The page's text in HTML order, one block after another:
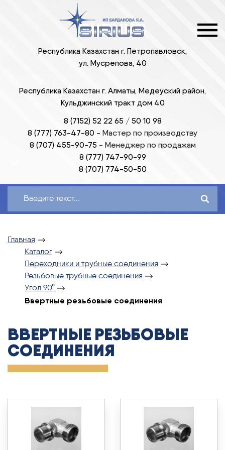
Республика Казахстан г. Петропавловск,
ул. Мусрепова, 40
Республика Казахстан г. Алматы, Медеуский район,
Кульджинский тракт дом 40
8 (7152) 52 22 65 / 50 10 98
8 (777) 763-47-80 - Мастер по производству
8 (707) 455-90-75 - Менеджер по продажам
8 (777) 747-90-99
8 (707) 774-50-50
Главная
Каталог
Переходники и трубные соединения
Резьбовые трубные соединения
Угол 90°
Ввертные резьбовые соединения
ВВЕРТНЫЕ РЕЗЬБОВЫЕ
СОЕДИНЕНИЯ